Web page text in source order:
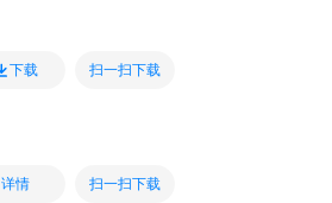
下载 扫一扫下载
详情 扫一扫下载